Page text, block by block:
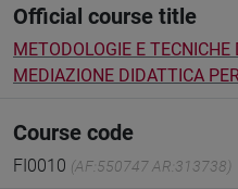
Official course title
METODOLOGIE E
MEDIAZIONE DIDATTICA
Course code
FI0010 (AF:550747 AR:313738)